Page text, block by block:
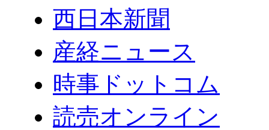
西日本新聞
産経ニュース
時事ドットコム
読売オンライン